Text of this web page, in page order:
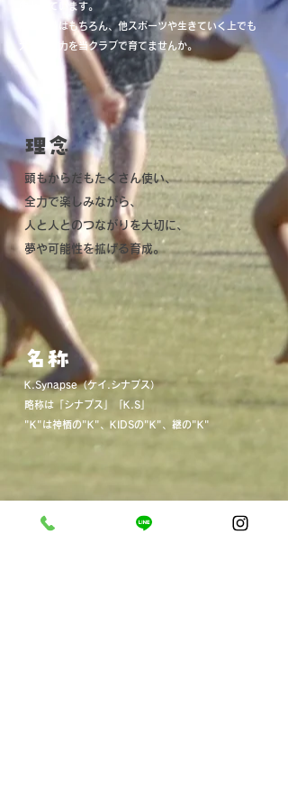
的としています。
陸上競技はもちろん、他スポーツや生きていく上でも
大切な能力を当クラブで育てませんか。
​理念
頭もからだもたくさん使い、
全力で楽しみながら、​
人と人とのつながりを大切に、
夢や可能性を拡げる育成。
​名称
K.Synapse（ケイ.シナプス）
略称は「シナプス」「K.S」​
​"K"は神栖の"K"、KIDSの"K"、継の"K"